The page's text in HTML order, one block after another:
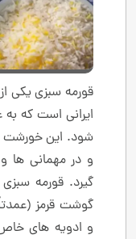
قورمه ‌سبزی یکی
ایرانی است که به
‌شود. این خورشت
و در مهمانی ‌ها
‌گیرد. قورمه‌ سبزی
گوشت قرمز
و ادویه‌ های